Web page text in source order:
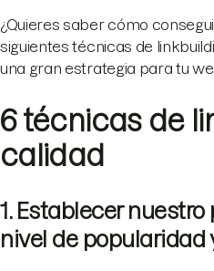
¿Quieres saber cómo
siguientes técnicas de
una gran estrategia para tu
6 técnicas de
calidad
1. Establecer
nivel de popularidad